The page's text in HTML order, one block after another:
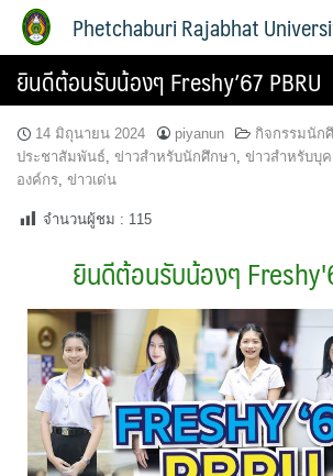
Phetchaburi Rajabhat
ยินดีต้อนรับน้องๆ Freshy’67 PBRU
14 มิถุนายน 2024 piyanun กิจกรรมนัก
ประชาสัมพันธ์, ข่าวสำหรับนักศึกษา, ข่าวสำหรับบุ
องค์กร, ข่าวเด่น
จำนวนผู้ชม : 115
ยินดีต้อนรับน้องๆ